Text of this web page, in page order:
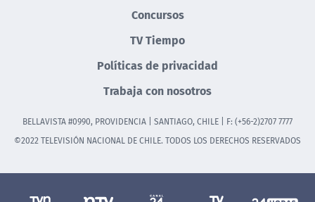
Concursos
TV Tiempo
Políticas de privacidad
Trabaja con nosotros
BELLAVISTA #0990, PROVIDENCIA | SANTIAGO, CHILE | F: (+56-2)2707 7777
©2022 TELEVISIÓN NACIONAL DE CHILE. TODOS LOS DERECHOS RESERVADOS